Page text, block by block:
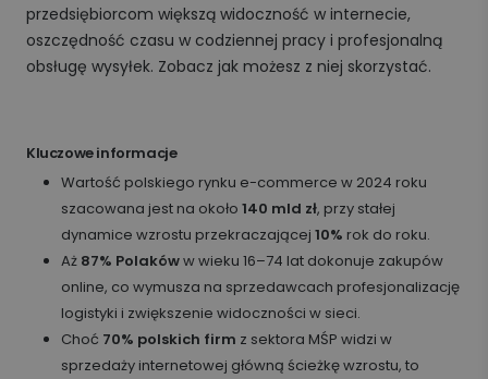
przedsiębiorcom większą widoczność w internecie,
oszczędność czasu w codziennej pracy i profesjonalną
obsługę wysyłek. Zobacz jak możesz z niej skorzystać.
Kluczowe informacje
Wartość polskiego rynku e-commerce w 2024 roku
szacowana jest na około 140 mld zł, przy stałej
dynamice wzrostu przekraczającej 10% rok do roku.
Aż 87% Polakóww wieku 16–74 lat dokonuje zakupów
online, co wymusza na sprzedawcach profesjonalizację
logistyki i zwiększenie widoczności w sieci.
Choć 70% polskich firm z sektora MŚP widzi w
sprzedaży internetowej główną ścieżkę wzrostu, to